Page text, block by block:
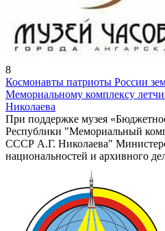
8
Космонавты патриоты России
Мемориальному комплексу
Николаева
При поддержке музея
Республики "Мемориальный
СССР А.Г. Николаева"
национальностей и архивного